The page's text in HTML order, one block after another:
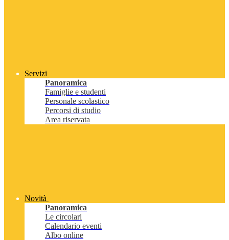
Servizi
Panoramica
Famiglie e studenti
Personale scolastico
Percorsi di studio
Area riservata
Novità
Panoramica
Le circolari
Calendario eventi
Albo online